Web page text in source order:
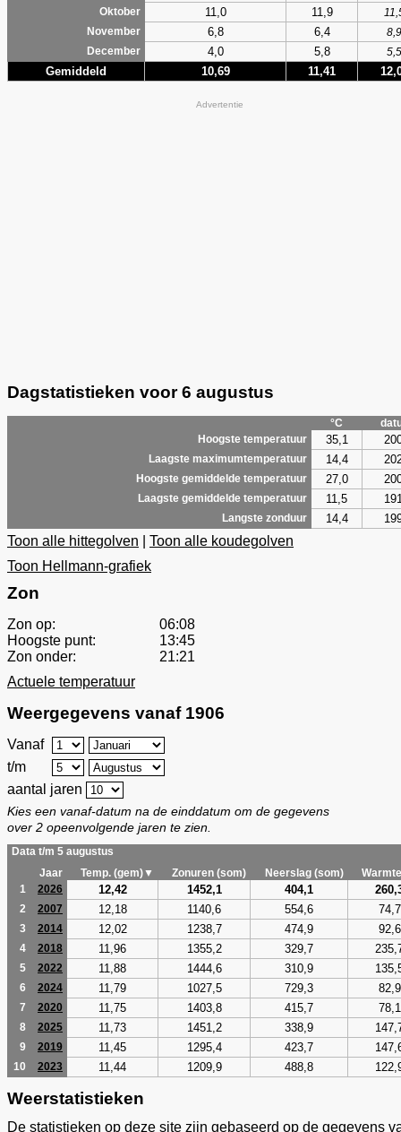
Oktober
11,0 11,9
November
6,8 6,4
8,9
December
4,0 5,8 5,5
Gemiddeld 10,69 11,41
Advertentie
Dagstatistieken voor 6 augustus
°C
Hoogste temperatuur
35,1
Laagste maximumtemperatuur 14,4
Hoogste gemiddelde temperatuur 27,0
Laagste gemiddelde temperatuur 11,5
Langste zonduur 14,4
Toon alle hittegolven
Toon alle koudegolven
Toon Hellmann-grafiek
Zon
Zon op:
06:08
Hoogste punt:
13:45
Zon onder:
21:21
Actuele temperatuur
Weergegevens vanaf 1906
Vanaf
t/m
aantal jaren
Kies een vanaf-datum na de einddatum om de gegevens
over 2 opeenvolgende jaren te zien.
Data t/m 5 augustus
Jaar
Temp. (gem)▼ Zonuren (som) Neerslag (som)
1
2026 12,42 1452,1 404,1
2 2007 12,18 1140,6 554,6 74,7
3 2014 12,02 1238,7 474,9 92,6
4 2018 11,96 1355,2 329,7
5 2022 11,88 1444,6 310,9
6 2024 11,79 1027,5 729,3 82,9
7 2020 11,75 1403,8 415,7 78,1
8 2025 11,73 1451,2 338,9
9 2019 11,45 1295,4 423,7
10 2023 11,44 1209,9 488,8
Weerstatistieken
De statistieken op deze site zijn gebaseerd op de gegevens